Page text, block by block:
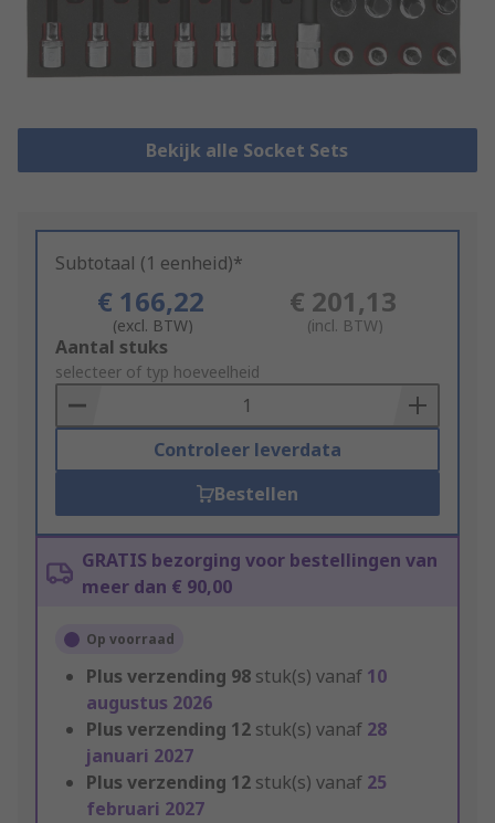
Bekijk alle Socket Sets
Subtotaal (1 eenheid)*
€ 166,22
(excl. BTW)
€ 201,13
(incl. BTW)
Add
to
Basket
Aantal stuks
selecteer of typ hoeveelheid
Controleer leverdata
Bestellen
GRATIS bezorging voor bestellingen van
meer dan € 90,00
Op voorraad
Plus verzending 98 stuk(s) vanaf 10
augustus 2026
Plus verzending 12 stuk(s) vanaf 28
januari 2027
Plus verzending 12 stuk(s) vanaf 25
februari 2027